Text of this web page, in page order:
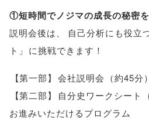
①短時間でノジマの成長の秘密
説明会後は、 自己分析にも役立
ト 」 に挑戦できます！
【第一部】 会社説明会 （約45分）
【第二部】 自分史ワークシート
お進みいただけるプログラム